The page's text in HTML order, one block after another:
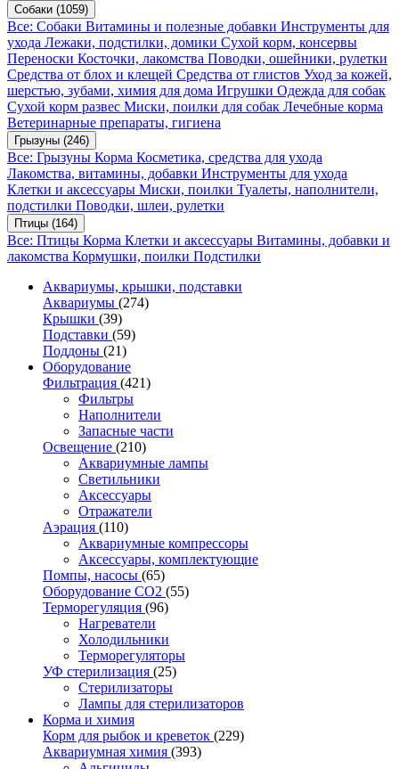
Собаки (1059)
Все: Собаки Витамины и полезные добавки Инструменты для
ухода Лежаки, подстилки, домики Сухой корм, консервы
Переноски Косточки, лакомства Поводки, ошейники, рулетки
Средства от блох и клещей Средства от глистов Уход за кожей,
шерстью, зубами, химия для дома Игрушки Одежда для собак
Сухой корм развес Миски, поилки для собак Лечебные корма
Ветеринарные препараты, гигиена
Грызуны (246)
Все: Грызуны Корма Косметика, средства для ухода
Лакомства, витамины, добавки Инструменты для ухода
Клетки и аксессуары Миски, поилки Туалеты, наполнители,
подстилки Поводки, шлеи, рулетки
Птицы (164)
Все: Птицы Корма Клетки и аксессуары Витамины, добавки и
лакомства Кормушки, поилки Подстилки
Аквариумы, крышки, подставки
Аквариумы (274)
Крышки (39)
Подставки (59)
Поддоны (21)
Оборудование
Фильтрация (421)
Фильтры
Наполнители
Запасные части
Освещение (210)
Аквариумные лампы
Светильники
Аксессуары
Отражатели
Аэрация (110)
Аквариумные компрессоры
Аксессуары, комплектующие
Помпы, насосы (65)
Оборудование CO2 (55)
Терморегуляция (96)
Нагреватели
Холодильники
Терморегуляторы
УФ стерилизация (25)
Стерилизаторы
Лампы для стерилизаторов
Корма и химия
Корм для рыбок и креветок (229)
Аквариумная химия (393)